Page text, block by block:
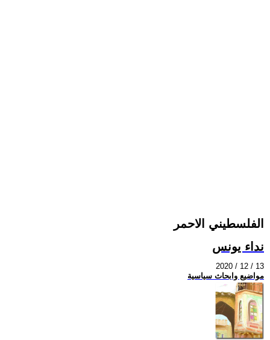
الفلسطيني الاحمر
نداء يونس
2020 / 12 / 13
مواضيع وابحاث سياسية